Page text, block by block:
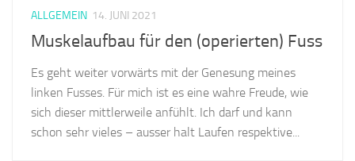
ALLGEMEIN 14. JUNI 2021
Muskelaufbau für den (operierten) Fuss
Es geht weiter vorwärts mit der Genesung meines
linken Fusses. Für mich ist es eine wahre Freude, wie
sich dieser mittlerweile anfühlt. Ich darf und kann
schon sehr vieles – ausser halt Laufen respektive...